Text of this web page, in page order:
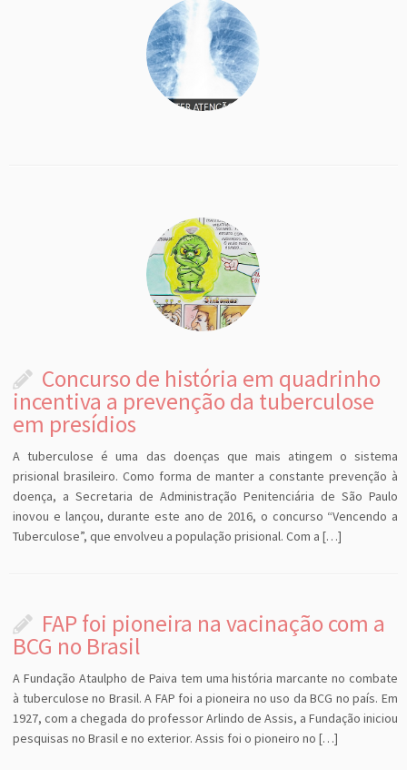
Concurso de história em quadrinho
incentiva a prevenção da tuberculose
em presídios
A tuberculose é uma das doenças que mais atingem o sistema
prisional brasileiro. Como forma de manter a constante prevenção à
doença, a Secretaria de Administração Penitenciária de São Paulo
inovou e lançou, durante este ano de 2016, o concurso “Vencendo a
Tuberculose”, que envolveu a população prisional. Com a […]
FAP foi pioneira na vacinação com a
BCG no Brasil
A Fundação Ataulpho de Paiva tem uma história marcante no combate
à tuberculose no Brasil. A FAP foi a pioneira no uso da BCG no país. Em
1927, com a chegada do professor Arlindo de Assis, a Fundação iniciou
pesquisas no Brasil e no exterior. Assis foi o pioneiro no […]